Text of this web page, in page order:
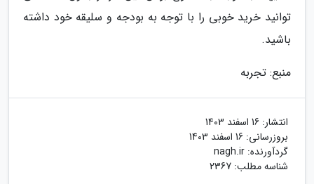
توانید خرید خوبی را با توجه به بودجه و سلیقه خود داشته
باشید.
منبع: تجربه
انتشار: 16 اسفند 1403
بروزرسانی: 16 اسفند 1403
گردآورنده: nagh.ir
شناسه مطلب: 2367